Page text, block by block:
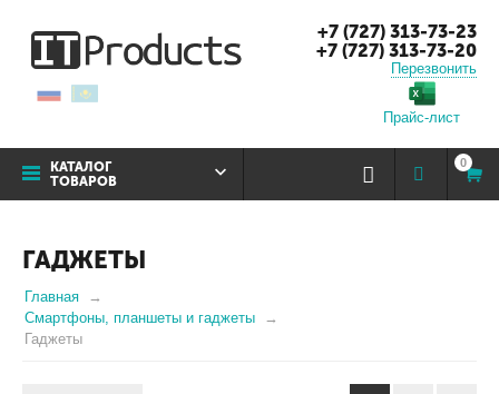
+7 (727) 313-73-23
+7 (727) 313-73-20
Перезвонить
Прайс-лист
КАТАЛОГ
ТОВАРОВ
0
ГАДЖЕТЫ
Главная
Смартфоны, планшеты и гаджеты
Гаджеты